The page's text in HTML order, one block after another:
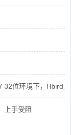
32位环境下，
上手受阻